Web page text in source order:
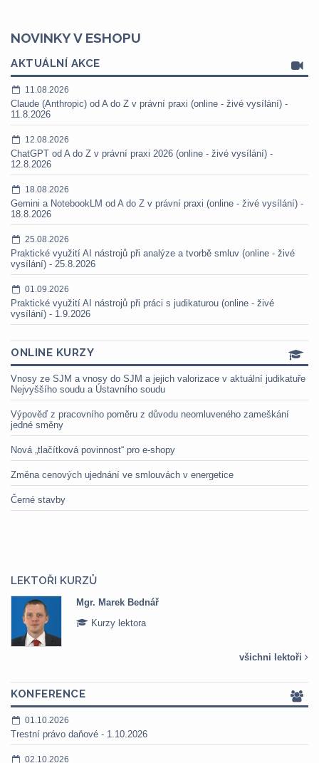
NOVINKY V ESHOPU
AKTUÁLNÍ AKCE
11.08.2026
Claude (Anthropic) od A do Z v právní praxi (online - živé vysílání) -
11.8.2026
12.08.2026
ChatGPT od A do Z v právní praxi 2026 (online - živé vysílání) -
12.8.2026
18.08.2026
Gemini a NotebookLM od A do Z v právní praxi (online - živé vysílání) -
18.8.2026
25.08.2026
Praktické využití AI nástrojů při analýze a tvorbě smluv (online - živé
vysílání) - 25.8.2026
01.09.2026
Praktické využití AI nástrojů při práci s judikaturou (online - živé
vysílání) - 1.9.2026
ONLINE KURZY
Vnosy ze SJM a vnosy do SJM a jejich valorizace v aktuální judikatuře
Nejvyššího soudu a Ústavního soudu
Výpověď z pracovního poměru z důvodu neomluveného zameškání
jedné směny
Nová „tlačítková povinnost“ pro e-shopy
Změna cenových ujednání ve smlouvách v energetice
Černé stavby
LEKTOŘI KURZŮ
Mgr. Marek Bednář
Kurzy lektora
všichni lektoři
KONFERENCE
01.10.2026
Trestní právo daňové - 1.10.2026
02.10.2026